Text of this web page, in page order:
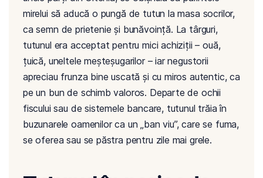
mirelui să aducă o pungă de tutun la masa socrilor,
ca semn de prietenie și bunăvoință. La târguri,
tutunul era acceptat pentru mici achiziții – ouă,
țuică, uneltele meșteșugarilor – iar negustorii
apreciau frunza bine uscată și cu miros autentic, ca
pe un bun de schimb valoros. Departe de ochii
fiscului sau de sistemele bancare, tutunul trăia în
buzunarele oamenilor ca un „ban viu”, care se fuma,
se oferea sau se păstra pentru zile mai grele.